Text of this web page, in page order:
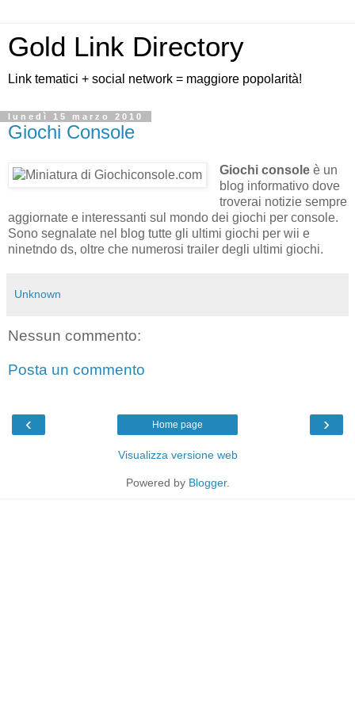
Gold Link Directory
Link tematici + social network = maggiore popolarità!
lunedì 15 marzo 2010
Giochi Console
Giochi consoleè un
blog informativo dove
troverai notizie sempre
aggiornate e interessanti sul mondo dei giochi per console.
Sono segnalate nel blog tutte gli ultimi giochi per wii e
ninetndo ds, oltre che numerosi trailer degli ultimi giochi.
Unknown
Nessun commento:
Posta un commento
‹ ›
Home page
Visualizza versione web
Powered by Blogger.